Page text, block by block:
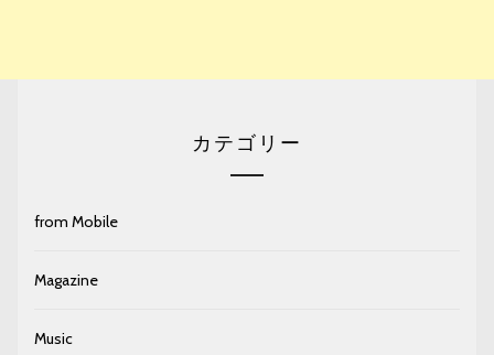
カテゴリー
from Mobile
Magazine
Music